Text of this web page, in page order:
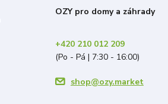
OZY pro domy a záhrady
+420 210 012 209
(Po - Pá | 7:30 - 16:00)
shop@ozy.market